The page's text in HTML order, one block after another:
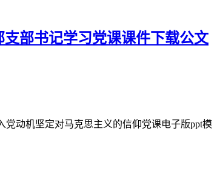
部书记学习党课课件下载公文
党动机坚定对马克思主义的信仰党课电子版ppt模